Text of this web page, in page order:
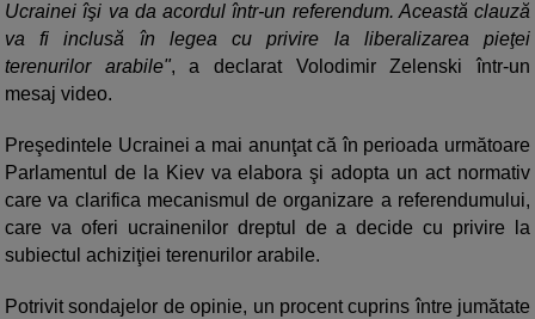
Ucrainei îşi va da acordul într-un referendum. Această clauză
va fi inclusă în legea cu privire la liberalizarea pieţei
terenurilor arabile", a declarat Volodimir Zelenski într-un
mesaj video.
Preşedintele Ucrainei a mai anunţat că în perioada următoare
Parlamentul de la Kiev va elabora şi adopta un act normativ
care va clarifica mecanismul de organizare a referendumului,
care va oferi ucrainenilor dreptul de a decide cu privire la
subiectul achiziţiei terenurilor arabile.
Potrivit sondajelor de opinie, un procent cuprins între jumătate